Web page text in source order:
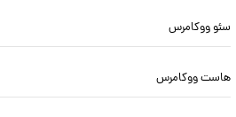
سئو ووکامرس
هاست ووکامرس